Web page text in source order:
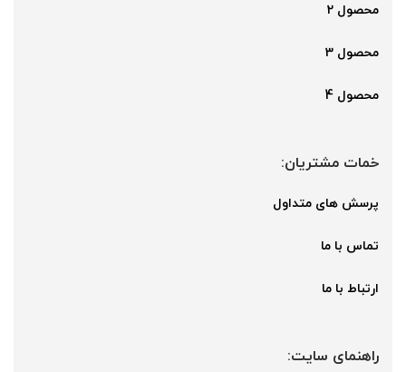
محصول 2
محصول 3
محصول 4
خمات مشتریان:
پرسش های متداول
تماس با ما
ارتباط با ما
راهنمای سایت: